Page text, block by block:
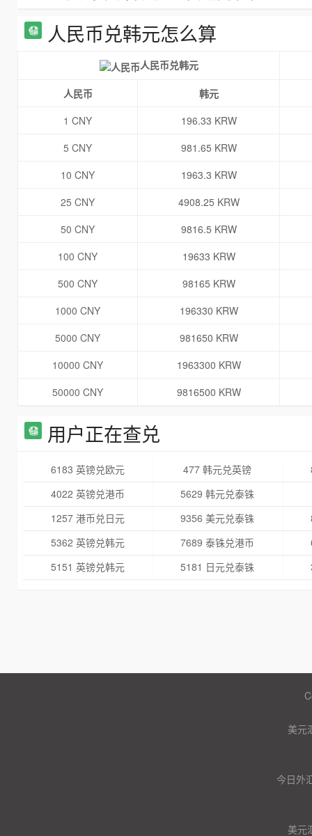
人民币兑韩元怎么算
人民币兑韩元
人民币
韩元
1 CNY
196.33 KRW
5 CNY
981.65 KRW
10 CNY
1963.3 KRW
25 CNY
4908.25 KRW
50 CNY
9816.5 KRW
100 CNY
19633 KRW
500 CNY
98165 KRW
1000 CNY
196330 KRW
5000 CNY
981650 KRW
10000 CNY
1963300 KRW
50000 CNY
9816500 KRW
用户正在查兑
6183 英镑兑欧元 477 韩元兑英镑
4022 英镑兑港币
5629 韩元兑泰铢
1257 港币兑日元
9356 美元兑泰铢
5362 英镑兑韩元
7689 泰铢兑港币
5151 英镑兑韩元
5181 日元兑泰铢
美元
今日外
美元